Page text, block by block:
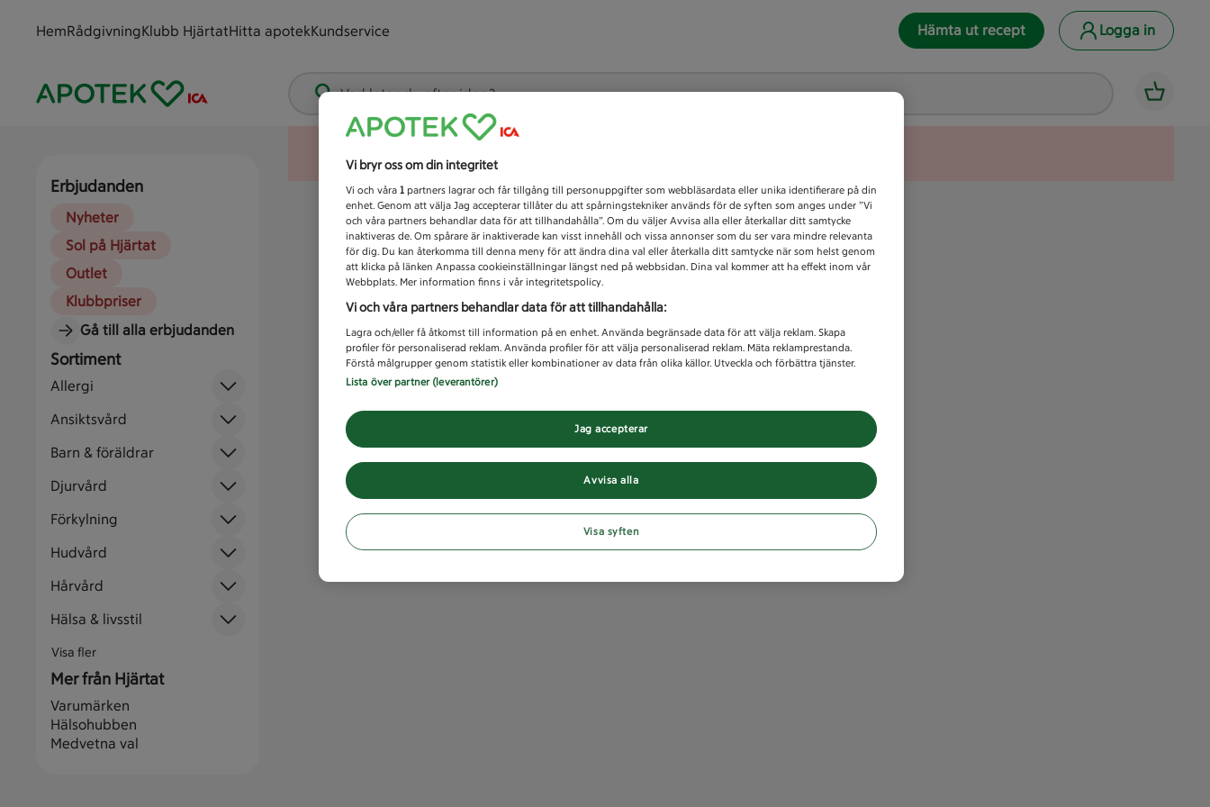
HemRådgivningKlubb HjärtatHitta apotekKundservice Hämta ut recept Logga in
Vad letar du efter idag?
Erbjudanden
Nyheter
Sol på Hjärtat
Outlet
Klubbpriser
Gå till alla erbjudanden
Sortiment
Allergi
Ansiktsvård
Barn & föräldrar
Djurvård
Förkylning
Hudvård
Hårvård
Hälsa & livsstil
Visa fler
Mer från Hjärtat
Varumärken
Hälsohubben
Medvetna val
Vi bryr oss om din integritet
Vi och våra 1 partners lagrar och får tillgång till personuppgifter som webbläsardata eller unika identifierare på din
enhet. Genom att välja Jag accepterar tillåter du att spårningstekniker används för de syften som anges under ”Vi
och våra partners behandlar data för att tillhandahålla”. Om du väljer Avvisa alla eller återkallar ditt samtycke
inaktiveras de. Om spårare är inaktiverade kan visst innehåll och vissa annonser som du ser vara mindre relevanta
för dig. Du kan återkomma till denna meny för att ändra dina val eller återkalla ditt samtycke när som helst genom
att klicka på länken Anpassa cookieinställningar längst ned på webbsidan. Dina val kommer att ha effekt inom vår
Webbplats. Mer information finns i vår integritetspolicy.
Vi och våra partners behandlar data för att tillhandahålla:
Lagra och/eller få åtkomst till information på en enhet. Använda begränsade data för att välja reklam. Skapa
profiler för personaliserad reklam. Använda profiler för att välja personaliserad reklam. Mäta reklamprestanda.
Förstå målgrupper genom statistik eller kombinationer av data från olika källor. Utveckla och förbättra tjänster.
Lista över partner (leverantörer)
Avvisa alla
Jag accepterar
Visa syften